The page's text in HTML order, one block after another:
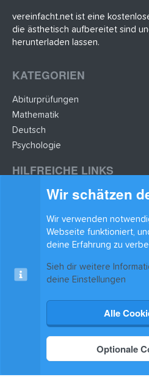
vereinfacht.net ist eine
die ästhetisch aufbereitet sind
herunterladen lassen.
KATEGORIEN
Abiturprüfungen
Mathematik
Deutsch
Psychologie
HILFREICHE LINKS
Lernzettel hochladen
BLEIB AUF DEM
xenAwsome-
Nutzungsbedingungen
Datenschutz
Community platform by XenForo
Theming with
Wir schätzen
Wir verwenden
Webseite funktioniert,
deine Erfahrung zu
Sieh dir weitere
deine Einstellungen
Alle
Optionale